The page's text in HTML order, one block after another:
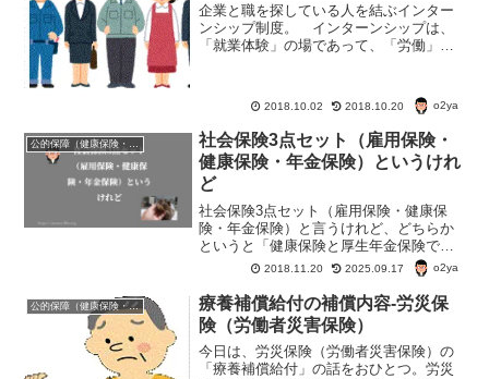
企業と職を探している人を結ぶインター
ンシップ制度。 インターンシップは、
「就業体験」の場であって、「労働」で
場合もあるようだ。 さて、ではインタ
ーンシップ中に怪我をした...
2018.10.02 2018.10.20 o2ya
社会保険3点セット（雇用保険・
健康保険・年金保険）というけれ
ど
社会保険3点セット（雇用保険・健康保
険・年金保険）と言うけれど、どちらか
というと「健康保険と厚生年金保険でワ
ンセット。雇用保険と労働者災害補償保
険（一般に「労災保険」）でワンセッ
ト。」ではないのかな？適応する労働条
件は違うみたいだし。
2018.11.20 2025.09.17 o2ya
公的保障（健康保険・年金・雇用保険・生活保護・災害時の補償）
療養補償給付の補償内容-労災保
険（労働者災害保険）
今日は、労災保険（労働者災害保険）の
「療養補償給付」の話をおひとつ。労災